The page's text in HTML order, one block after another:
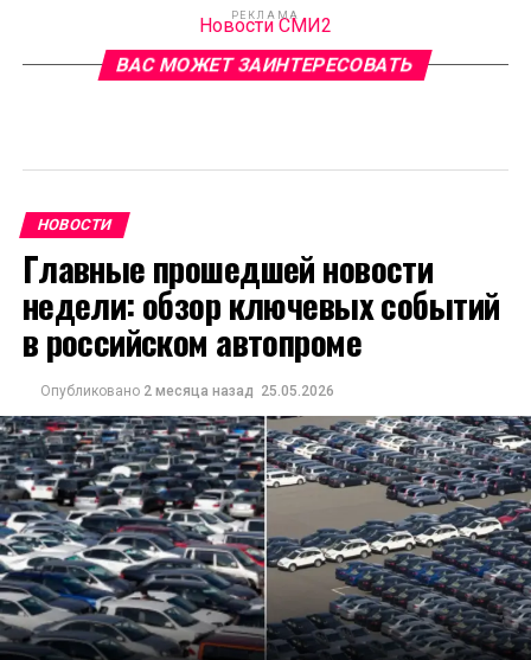
РЕКЛАМА
Новости СМИ2
ВАС МОЖЕТ ЗАИНТЕРЕСОВАТЬ
НОВОСТИ
Главные прошедшей новости
недели: обзор ключевых событий
в российском автопроме
Опубликовано 2 месяца назад 25.05.2026